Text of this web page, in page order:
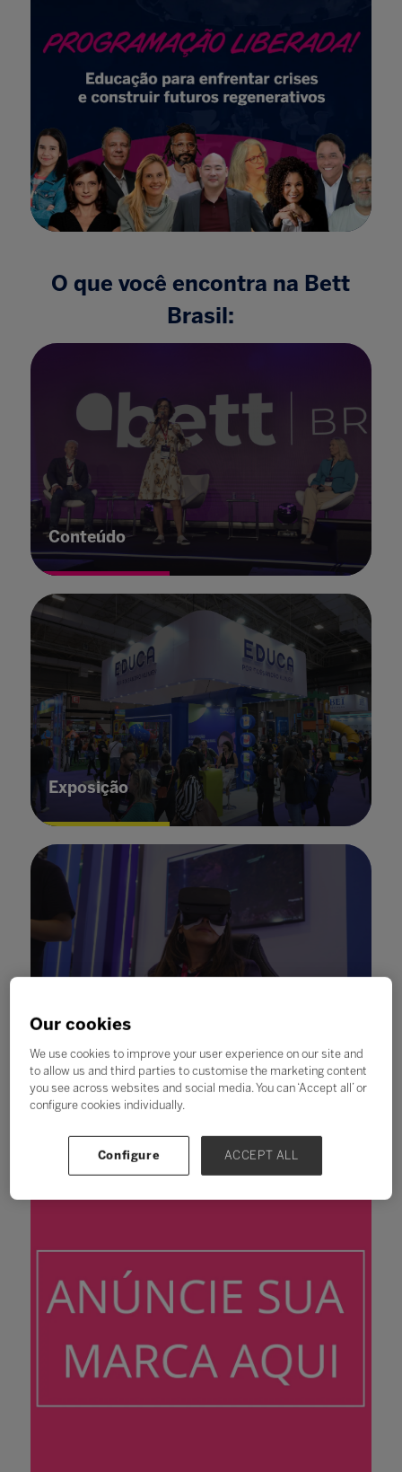
O que você encontra na Bett
Brasil:
Conteúdo
Exposição
Our cookies
We use cookies to improve your user experience on our site and
to allow us and third parties to customise the marketing content
you see across websites and social media. You can ‘Accept all’ or
configure cookies individually.
Configure ACCEPT ALL